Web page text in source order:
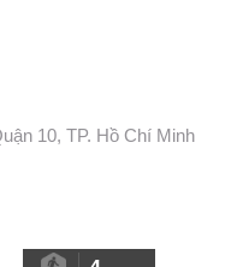
10, TP. Hồ Chí Minh